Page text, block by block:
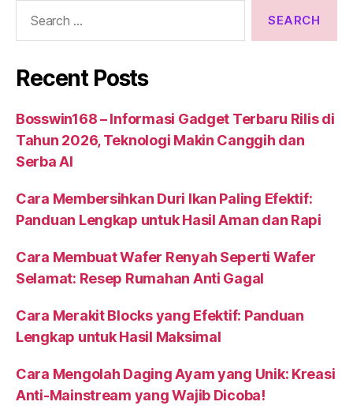
Recent Posts
Bosswin168 – Informasi Gadget Terbaru Rilis di
Tahun 2026, Teknologi Makin Canggih dan
Serba AI
Cara Membersihkan Duri Ikan Paling Efektif:
Panduan Lengkap untuk Hasil Aman dan Rapi
Cara Membuat Wafer Renyah Seperti Wafer
Selamat: Resep Rumahan Anti Gagal
Cara Merakit Blocks yang Efektif: Panduan
Lengkap untuk Hasil Maksimal
Cara Mengolah Daging Ayam yang Unik: Kreasi
Anti-Mainstream yang Wajib Dicoba!